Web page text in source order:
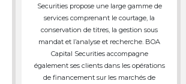
Securities propose une large gamme de
services comprenant le courtage, la
conservation de titres, la gestion sous
mandat et l’analyse et recherche. BOA
Capital Securities accompagne
également ses clients dans les opérations
de financement sur les marchés de